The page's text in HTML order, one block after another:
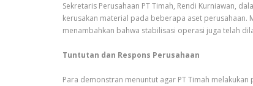
Sekretaris Perusahaan PT Timah, Rendi Kurniawan,
kerusakan material pada beberapa aset perusahaan.
menambahkan bahwa stabilisasi operasi juga telah
Tuntutan dan Respons Perusahaan
Para demonstran menuntut agar PT Timah